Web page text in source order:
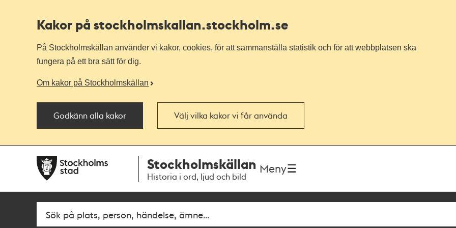
Kakor på stockholmskallan.stockholm.se
På Stockholmskällan använder vi kakor, cookies, för att sammanställa statistik och för att webbplatsen ska
fungera på ett bra sätt för dig.
Om kakor på Stockholmskällan
Godkänn alla kakor Välj vilka kakor vi får använda
navigationen
huvudinnehållet
Stockholmskällan
Historia i ord, ljud och bild
Meny
SökFritextsök